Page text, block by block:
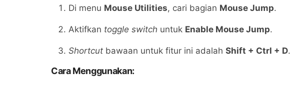
Forecasting Accuracy,
Analysis, and the Future of
Data-Driven Sales &
Marketing
Forecasting Accuracy,
Customer Behavior
Analysis, and the Future of
Data-Driven Sales &
Marketing
Di menu Mouse Utilities, cari bagian Mouse Jump.
Aktifkan toggle switch untuk Enable Mouse Jump.
Shortcut bawaan untuk fitur ini adalah Shift + Ctrl + D.
Cara Menggunakan: